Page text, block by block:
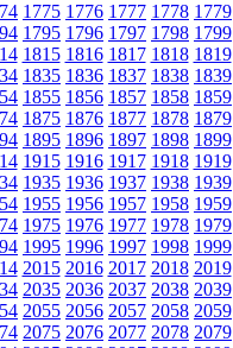
1775 1776 1777 1778 1779
1795 1796 1797 1798 1799
1815 1816 1817 1818 1819
1835 1836 1837 1838 1839
1855 1856 1857 1858 1859
1875 1876 1877 1878 1879
1895 1896 1897 1898 1899
1915 1916 1917 1918 1919
1935 1936 1937 1938 1939
1955 1956 1957 1958 1959
1975 1976 1977 1978 1979
1995 1996 1997 1998 1999
2015 2016 2017 2018 2019
2035 2036 2037 2038 2039
2055 2056 2057 2058 2059
2075 2076 2077 2078 2079